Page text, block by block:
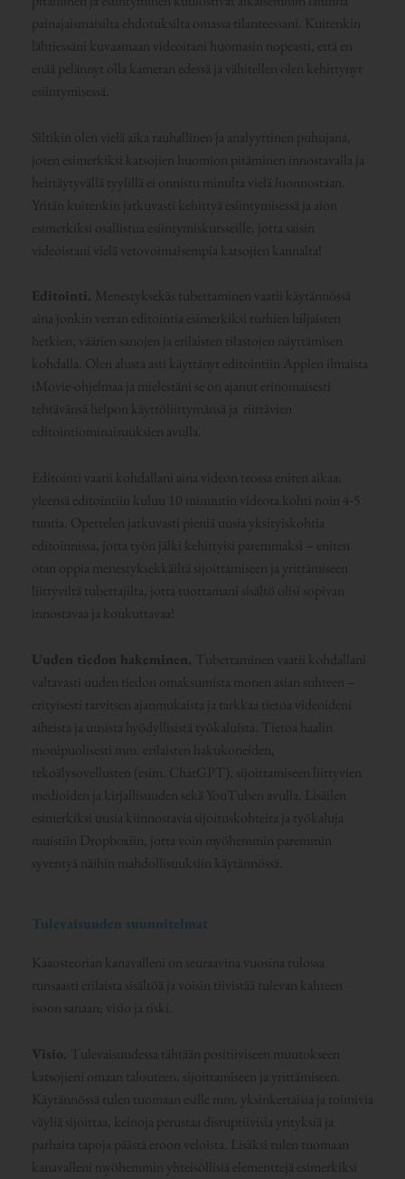
painajaismaisilta ehdotuksilta omassa tilanteessani. Kuitenkin
lähtiessäni kuvaamaan videoitani huomasin nopeasti, että en
enää pelännyt olla kameran edessä ja vähitellen olen kehittynyt
esiintymisessä.
Siltikin olen vielä aika rauhallinen ja analyyttinen puhujana,
joten esimerkiksi katsojien huomion pitäminen innostavalla ja
heittäytyvällä tyylillä ei onnistu minulta vielä luonnostaan.
Yritän kuitenkin jatkuvasti kehittyä esiintymisessä ja aion
esimerkiksi osallistua esiintymiskursseille, jotta saisin
videoistani vielä vetovoimaisempia katsojien kannalta!
Editointi. Menestyksekäs tubettaminen vaatii käytännössä
aina jonkin verran editointia esimerkiksi turhien hiljaisten
hetkien, väärien sanojen ja erilaisten tilastojen näyttämisen
kohdalla. Olen alusta asti käyttänyt editointiin Applen ilmaista
iMovie-ohjelmaa ja mielestäni se on ajanut erinomaisesti
tehtävänsä helpon käyttöliittymänsä ja riittävien
editointiominaisuuksien avulla.
Editointi vaatii kohdallani aina videon teossa eniten aikaa;
yleensä editointiin kuluu 10 minuutin videota kohti noin 4-5
tuntia. Opettelen jatkuvasti pieniä uusia yksityiskohtia
editoinnissa, jotta työn jälki kehittyisi paremmaksi – eniten
otan oppia menestyksekkäiltä sijoittamiseen ja yrittämiseen
liittyviltä tubettajilta, jotta tuottamani sisältö olisi sopivan
innostavaa ja koukuttavaa!
Uuden tiedon hakeminen. Tubettaminen vaatii kohdallani
valtavasti uuden tiedon omaksumista monen asian suhteen –
erityisesti tarvitsen ajanmukaista ja tarkkaa tietoa videoideni
aiheista ja uusista hyödyllisistä työkaluista. Tietoa haalin
monipuolisesti mm. erilaisten hakukoneiden,
tekoälysovellusten (esim. ChatGPT), sijoittamiseen liittyvien
medioiden ja kirjallisuuden sekä YouTuben avulla. Lisäilen
esimerkiksi uusia kiinnostavia sijoituskohteita ja työkaluja
muistiin Dropboxiin, jotta voin myöhemmin paremmin
syventyä näihin mahdollisuuksiin käytännössä.
Tulevaisuuden suunnitelmat
Kaaosteorian kanavalleni on seuraavina vuosina tulossa
runsaasti erilaista sisältöä ja voisin tiivistää tulevan kahteen
isoon sanaan; visio ja riski.
Visio. Tulevaisuudessa tähtään positiiviseen muutokseen
katsojieni omaan talouteen, sijoittamiseen ja yrittämiseen.
Käytännössä tulen tuomaan esille mm. yksinkertaisia ja toimivia
väyliä sijoittaa, keinoja perustaa disruptiivisia yrityksiä ja
parhaita tapoja päästä eroon veloista. Lisäksi tulen tuomaan
kanavalleni myöhemmin yhteisöllisiä elementtejä esimerkiksi